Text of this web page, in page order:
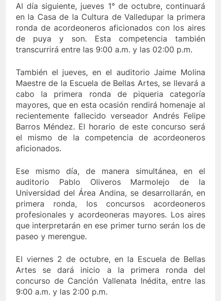
Al día siguiente, jueves 1° de octubre, continuará
en la Casa de la Cultura de Valledupar la primera
ronda de acordeoneros aficionados con los aires
de puya y son. Esta competencia también
transcurrirá entre las 9:00 a.m. y las 02:00 p.m.
También el jueves, en el auditorio Jaime Molina
Maestre de la Escuela de Bellas Artes, se llevará a
cabo la primera ronda de piqueria categoría
mayores, que en esta ocasión rendirá homenaje al
recientemente fallecido verseador Andrés Felipe
Barros Méndez. El horario de este concurso será
el mismo de la competencia de acordeoneros
aficionados.
Ese mismo día, de manera simultánea, en el
auditorio Pablo Oliveros Marmolejo de la
Universidad del Área Andina, se desarrollarán, en
primera ronda, los concursos acordeoneros
profesionales y acordeoneras mayores. Los aires
que interpretarán en ese primer turno serán los de
paseo y merengue.
El viernes 2 de octubre, en la Escuela de Bellas
Artes se dará inicio a la primera ronda del
concurso de Canción Vallenata Inédita, entre las
9:00 a.m. y las 2:00 p.m.